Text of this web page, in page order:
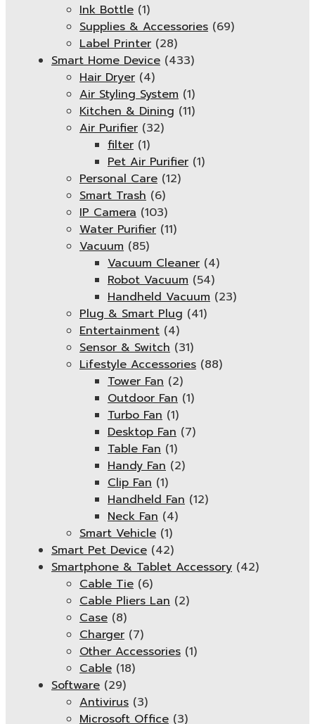
Ink Bottle (1)
Supplies & Accessories (69)
Label Printer (28)
Smart Home Device (433)
Hair Dryer (4)
Air Styling System (1)
Kitchen & Dining (11)
Air Purifier (32)
filter (1)
Pet Air Purifier (1)
Personal Care (12)
Smart Trash (6)
IP Camera (103)
Water Purifier (11)
Vacuum (85)
Vacuum Cleaner (4)
Robot Vacuum (54)
Handheld Vacuum (23)
Plug & Smart Plug (41)
Entertainment (4)
Sensor & Switch (31)
Lifestyle Accessories (88)
Tower Fan (2)
Outdoor Fan (1)
Turbo Fan (1)
Desktop Fan (7)
Table Fan (1)
Handy Fan (2)
Clip Fan (1)
Handheld Fan (12)
Neck Fan (4)
Smart Vehicle (1)
Smart Pet Device (42)
Smartphone & Tablet Accessory (42)
Cable Tie (6)
Cable Pliers Lan (2)
Case (8)
Charger (7)
Other Accessories (1)
Cable (18)
Software (29)
Antivirus (3)
Microsoft Office (3)